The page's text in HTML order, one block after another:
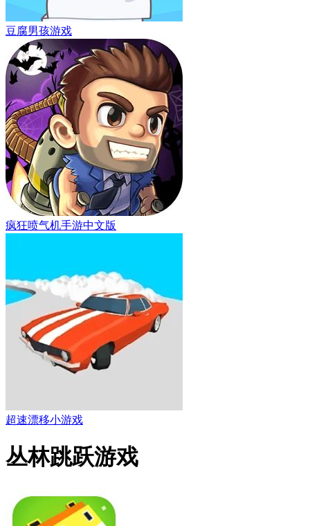
豆腐男孩游戏
疯狂喷气机手游中文版
超速漂移小游戏
丛林跳跃游戏